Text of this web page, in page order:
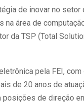
de inovar no
na área de
da TSP (Total
pela FEI,
de 20 anos de
de direção